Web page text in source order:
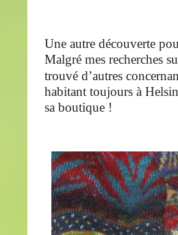
Une autre découverte
Malgré mes recherches
trouvé d’autres
habitant toujours à
sa boutique !